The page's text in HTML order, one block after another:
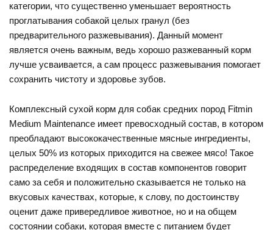
категории, что существенно уменьшает вероятность
проглатывания собакой целых гранул (без
предварительного разжевывания). Данный момент
является очень важным, ведь хорошо разжеванный корм
лучше усваивается, а сам процесс разжевывания помогает
сохранить чистоту и здоровье зубов.
Комплексный сухой корм для собак средних пород Fitmin
Medium Maintenance имеет превосходный состав, в котором
преобладают высококачественные мясные ингредиенты,
целых 50% из которых приходится на свежее мясо! Такое
распределение входящих в состав компонентов говорит
само за себя и положительно сказывается не только на
вкусовых качествах, которые, к слову, по достоинству
оценит даже привередливое животное, но и на общем
состоянии собаки, которая вместе с питанием будет